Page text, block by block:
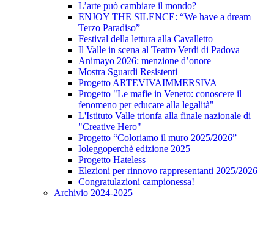
L’arte può cambiare il mondo?
ENJOY THE SILENCE: “We have a dream –
Terzo Paradiso”
Festival della lettura alla Cavalletto
Il Valle in scena al Teatro Verdi di Padova
Animayo 2026: menzione d’onore
Mostra Sguardi Resistenti
Progetto ARTEVIVAIMMERSIVA
Progetto "Le mafie in Veneto: conoscere il
fenomeno per educare alla legalità"
L'Istituto Valle trionfa alla finale nazionale di
"Creative Hero"
Progetto “Coloriamo il muro 2025/2026”
Ioleggoperchè edizione 2025
Progetto Hateless
Elezioni per rinnovo rappresentanti 2025/2026
Congratulazioni campionessa!
Archivio 2024-2025